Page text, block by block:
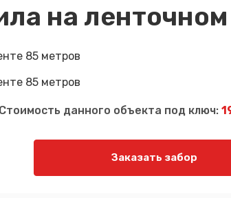
на
Стоимость данного объекта под ключ:
Заказать забор